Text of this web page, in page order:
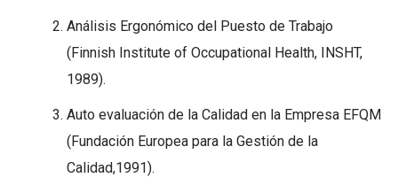
Análisis Ergonómico del Puesto de Trabajo
(Finnish Institute of Occupational Health, INSHT,
1989).
Auto evaluación de la Calidad en la Empresa EFQM
(Fundación Europea para la Gestión de la
Calidad,1991).